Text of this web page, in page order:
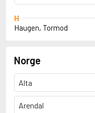
H
Haugen, Tormod
Norge
Alta
Arendal